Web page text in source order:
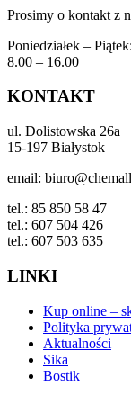
Prosimy o kontakt z
Poniedziałek – Piątek:
8.00 – 16.00
KONTAKT
ul. Dolistowska 26a
15-197 Białystok
email:
tel.: 85 850 58 47
tel.: 607 504 426
tel.: 607 503 635
LINKI
Kup online –
Polityka
Aktualności
Sika
Bostik